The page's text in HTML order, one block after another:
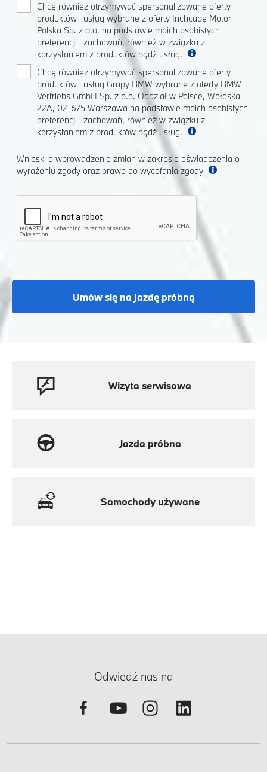
Chcę również otrzymywać spersonalizowane oferty
produktów i usług wybrane z oferty Inchcape Motor
Polska Sp. z o.o. na podstawie moich osobistych
preferencji i zachowań, również w związku z
korzystaniem z produktów bądź usług.
Chcę również otrzymywać spersonalizowane oferty
produktów i usług Grupy BMW wybrane z oferty BMW
Vertriebs GmbH Sp. z o.o. Oddział w Polsce, Wołoska
22A, 02-675 Warszawa na podstawie moich osobistych
preferencji i zachowań, również w związku z
korzystaniem z produktów bądź usług.
Wnioski o wprowadzenie zmian w zakresie oświadczenia o
wyrażeniu zgody oraz prawo do wycofania zgody
Umów się na jazdę próbną
Wizyta serwisowa
Jazda próbna
Samochody używane
Odwiedź nas na